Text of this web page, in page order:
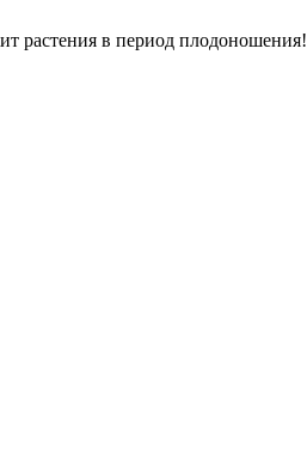
растения в период плодоношения!